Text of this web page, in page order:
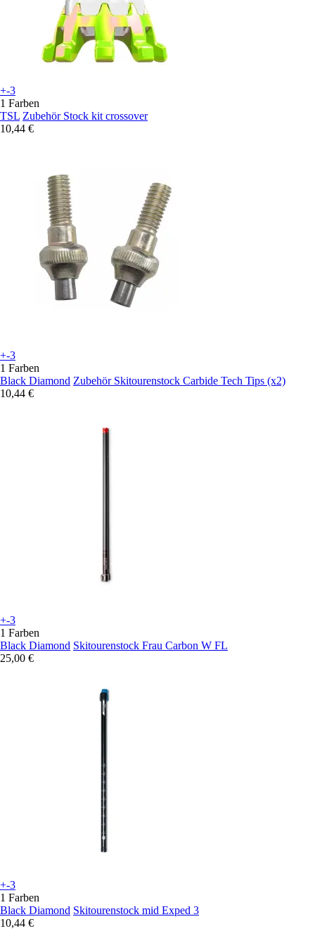
+-3
1 Farben
TSL Zubehör Stock kit crossover
10,44 €
+-3
1 Farben
Black Diamond Zubehör Skitourenstock Carbide Tech Tips (x2)
10,44 €
+-3
1 Farben
Black Diamond Skitourenstock Frau Carbon W FL
25,00 €
+-3
1 Farben
Black Diamond Skitourenstock mid Exped 3
10,44 €